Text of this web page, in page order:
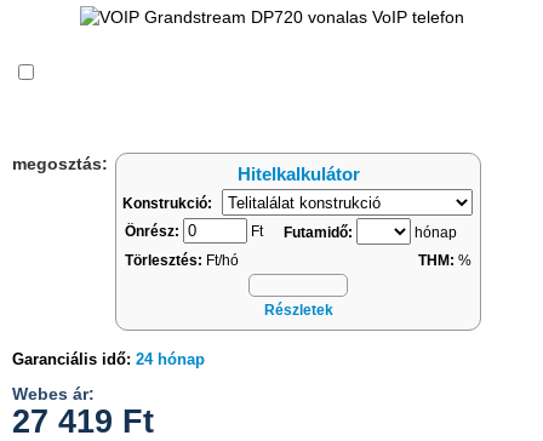
megosztás:
Hitelkalkulátor
Konstrukció:
Önrész:
Ft Futamidő:
hónap
Törlesztés: Ft/hó THM: %
Részletek
Garanciális idő: 24 hónap
Webes ár:
27 419 Ft